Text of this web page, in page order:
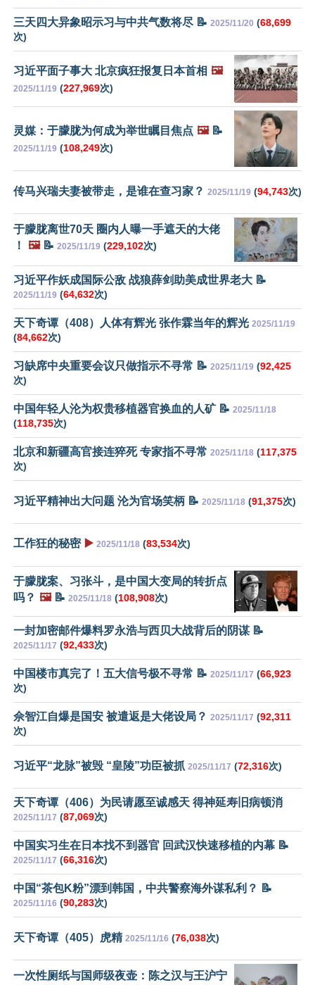
三天四大异象昭示习与中共气数将尽 📝 2025/11/20 (68,699
次)
习近平面子事大 北京疯狂报复日本首相 🖼️
2025/11/19 (227,969次)
灵媒：于朦胧为何成为举世瞩目焦点 🖼️📝
2025/11/19 (108,249次)
传马兴瑞夫妻被带走，是谁在查习家？ 2025/11/19 (94,743次)
于朦胧离世70天 圈内人曝一手遮天的大佬
！
🖼️📝 2025/11/19 (229,102次)
习近平作妖成国际公敌 战狼薛剑助美成世界老大 📝
2025/11/19 (64,632次)
天下奇谭（408）人体有辉光 张作霖当年的辉光 2025/11/19
(84,662次)
习缺席中央重要会议只做指示不寻常 📝 2025/11/19 (92,425
次)
中国年轻人沦为权贵移植器官换血的人矿 📝 2025/11/18
(118,735次)
北京和新疆高官接连猝死 专家指不寻常 2025/11/18 (117,375
次)
习近平精神出大问题 沦为官场笑柄 📝 2025/11/18 (91,375次)
工作狂的秘密 ▶️ 2025/11/18 (83,534次)
于朦胧案、习张斗，是中国大变局的转折点
吗？ 🖼️📝 2025/11/18 (108,908次)
一封加密邮件爆料罗永浩与西贝大战背后的阴谋 📝
2025/11/17 (92,433次)
中国楼市真完了！五大信号极不寻常 📝 2025/11/17 (66,923
次)
佘智江自爆是国安 被遣返是大佬设局？ 2025/11/17 (92,311
次)
习近平“龙脉”被毁 “皇陵”功臣被抓 2025/11/17 (72,316次)
天下奇谭（406）为民请愿至诚感天 得神延寿旧病顿消
2025/11/17 (87,069次)
中国实习生在日本找不到器官 回武汉快速移植的内幕 📝
2025/11/17 (66,316次)
中国“茶包K粉”漂到韩国，中共警察海外谋私利？ 📝
2025/11/16 (90,283次)
天下奇谭（405）虎精 2025/11/16 (76,038次)
一次性厕纸与国师级夜壶：陈之汉与王沪宁